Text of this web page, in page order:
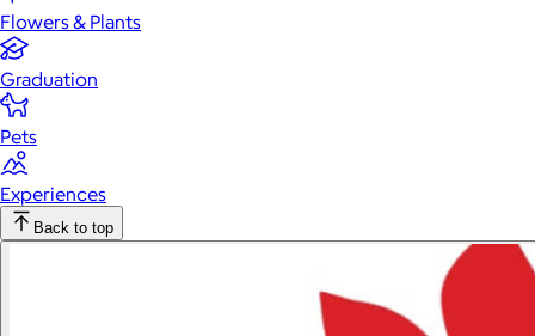
Flowers & Plants
Graduation
Pets
Experiences
Back to top